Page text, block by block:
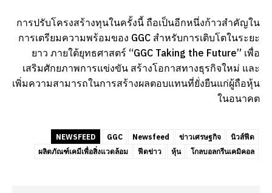
การปรับโครงสร้างทุนในครั้งนี้ ถือเป็นอีกหนึ่งก้าวสำคัญใน
การเตรียมความพร้อมของ GGC สำหรับการเติบโตในระยะ
ยาว ภายใต้ยุทธศาสตร์ “GGC Taking the Future” เพื่อ
เสริมศักยภาพการแข่งขัน สร้างโอกาสทางธุรกิจใหม่ และ
เพิ่มความสามารถในการสร้างผลตอบแทนที่ยั่งยืนแก่ผู้ถือหุ้น
ในอนาคต
NEWSFEED GGC Newsfeed ข่าวเศรษฐกิจ
นิวส์ฟีด
ผลิตภัณฑ์เคมีเพื่อสิ่งแวดล้อม
ฟีดข่าว หุ้น โกลบอลกรีนเคมิคอล